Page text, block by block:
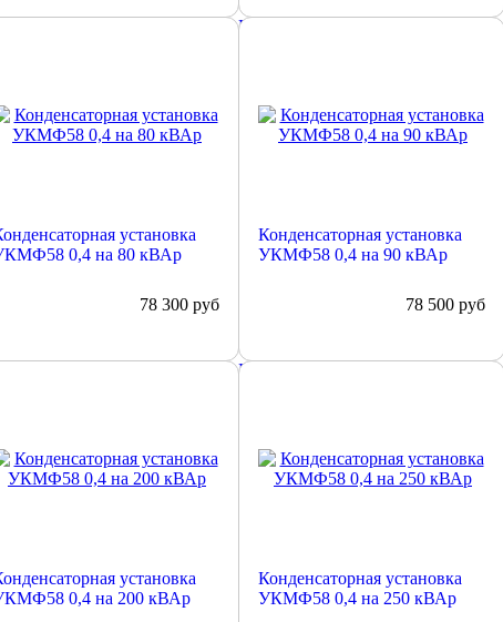
установка
0,4 на 80 кВАр
78 300 руб
Конденсаторная установка
УКМФ58 0,4 на 90 кВАр
78 500 руб
Подробнее
установка
0,4 на 200 кВАр
Конденсаторная установка
УКМФ58 0,4 на 250 кВАр
Подробнее